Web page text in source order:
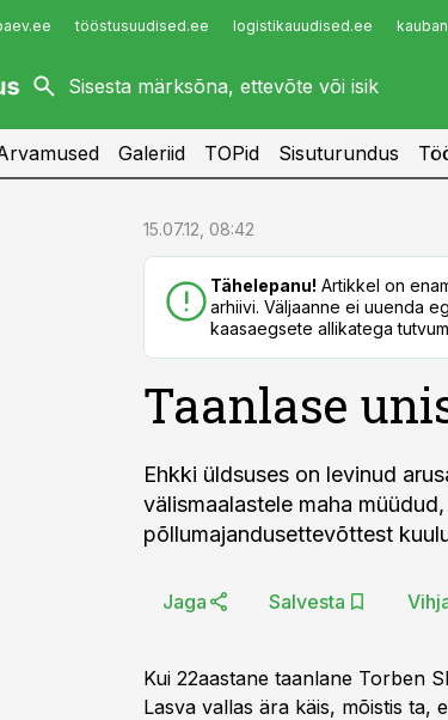
tööstusuudised.ee logistikauudised.ee
imelineajalugu.ee
Infopank
Galeriid TOPid Sisuturundus
15.07.12, 08:42
Tähelepanu! Artikkel on
arhiivi. Väljaanne ei uuenda
kaasaegsete allikatega
Taanlase
Ehkki üldsuses on levinud
välismaalastele maha
põllumajandusettevõttest
Jaga Salvesta
Kui 22aastane taanlane Torben
Lasva vallas ära käis, mõistis ta,